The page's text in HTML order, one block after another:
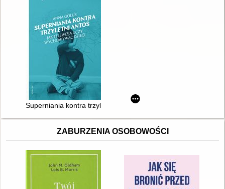
Superniania kontra trzyletni Antoś : jak telewizja uczy
ZABURZENIA OSOBOWOŚCI